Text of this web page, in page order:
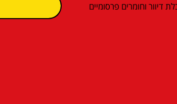
דיוור וחומרים פרסומיים